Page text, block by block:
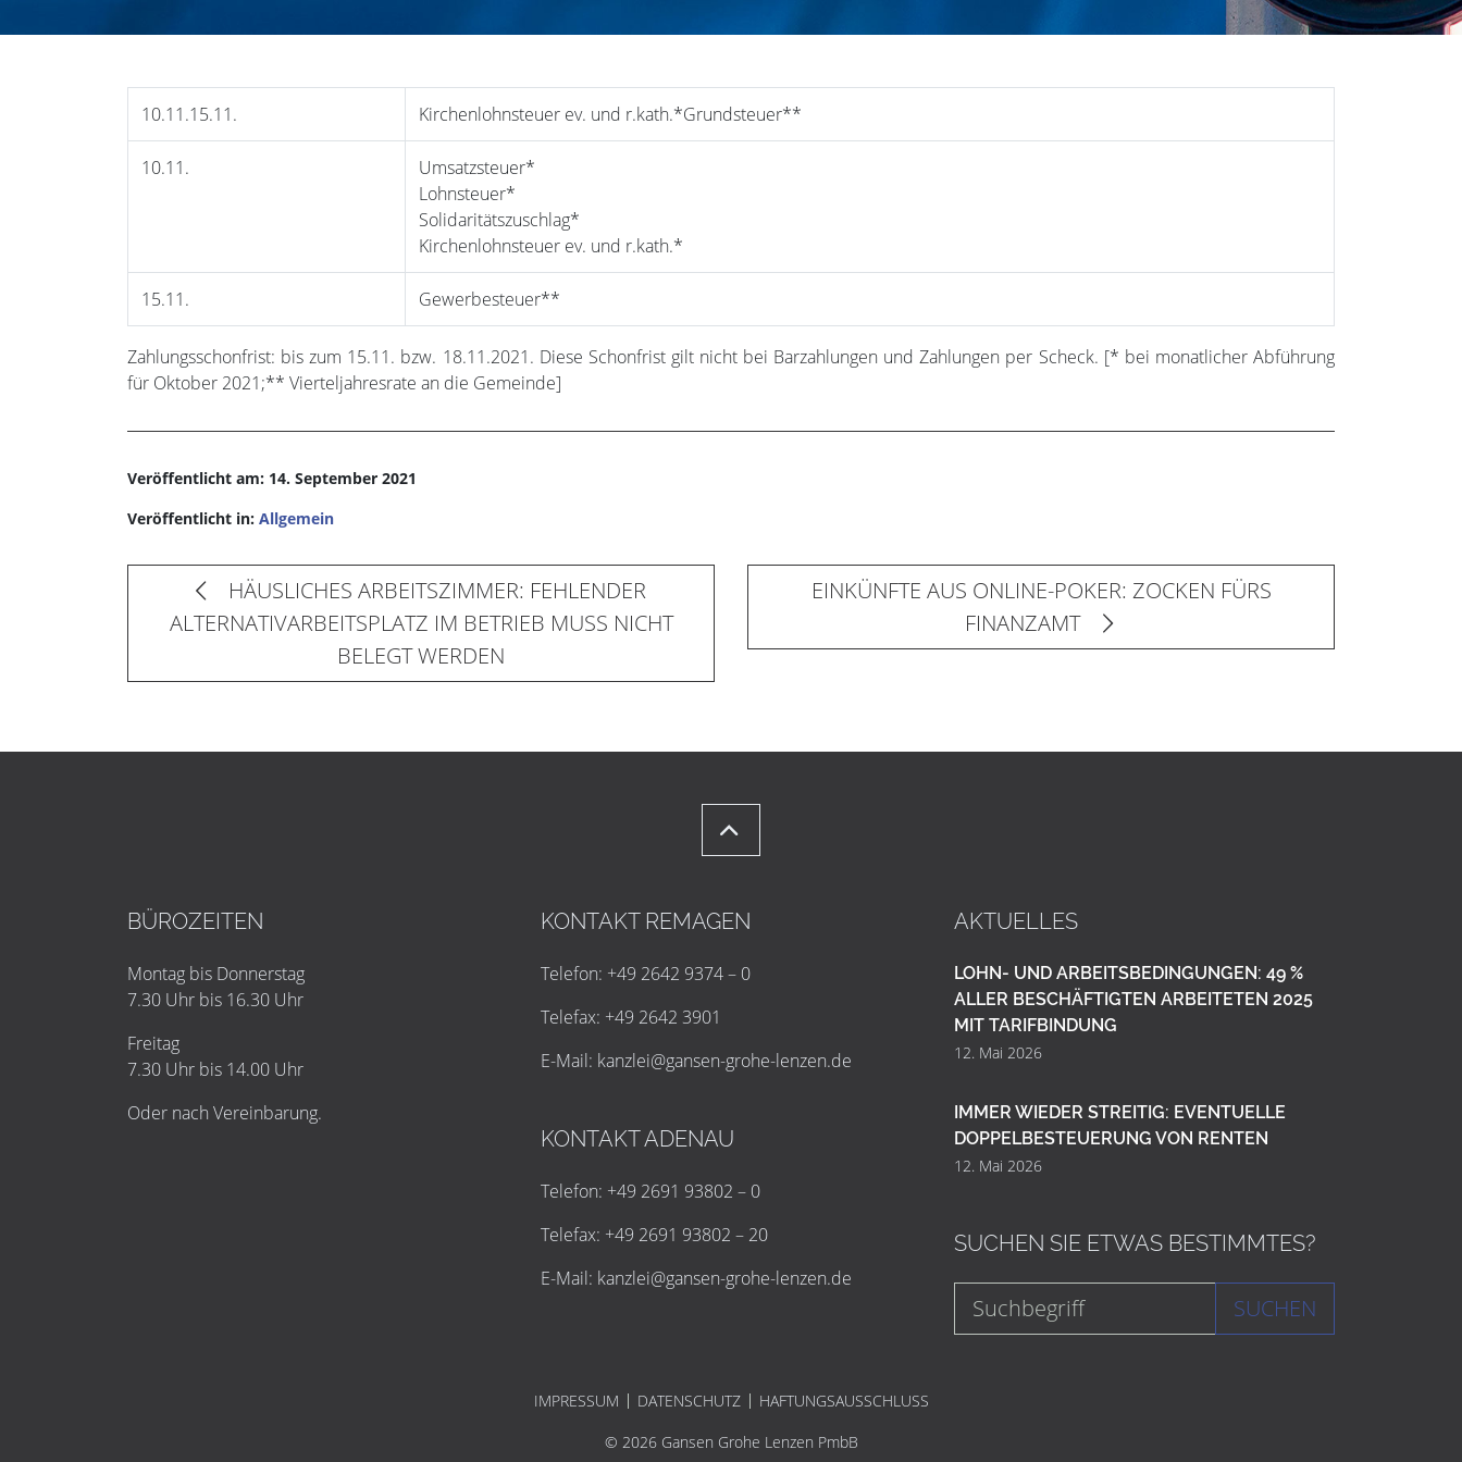
10.11.15.11. Kirchenlohnsteuer ev. und r.kath.*Grundsteuer**
10.11.
Umsatzsteuer*
Lohnsteuer*
Solidaritätszuschlag*
Kirchenlohnsteuer ev. und r.kath.*
15.11. Gewerbesteuer**
Zahlungsschonfrist: bis zum 15.11. bzw. 18.11.2021. Diese Schonfrist gilt nicht bei Barzahlungen und Zahlungen per Scheck. [* bei monatlicher Abführung
für Oktober 2021;** Vierteljahresrate an die Gemeinde]
Veröffentlicht am: 14. September 2021
Veröffentlicht in: Allgemein
HÄUSLICHES ARBEITSZIMMER: FEHLENDER
ALTERNATIVARBEITSPLATZ IM BETRIEB MUSS NICHT
BELEGT WERDEN
EINKÜNFTE AUS ONLINE-POKER: ZOCKEN FÜRS
FINANZAMT
BÜROZEITEN
Montag bis Donnerstag
7.30 Uhr bis 16.30 Uhr
Freitag
7.30 Uhr bis 14.00 Uhr
Oder nach Vereinbarung.
KONTAKT REMAGEN
Telefon: +49 2642 9374 – 0
Telefax: +49 2642 3901
E-Mail: kanzlei@gansen-grohe-lenzen.de
KONTAKT ADENAU
Telefon: +49 2691 93802 – 0
Telefax: +49 2691 93802 – 20
E-Mail: kanzlei@gansen-grohe-lenzen.de
AKTUELLES
LOHN- UND ARBEITSBEDINGUNGEN: 49 %
ALLER BESCHÄFTIGTEN ARBEITETEN 2025
MIT TARIFBINDUNG
12. Mai 2026
IMMER WIEDER STREITIG: EVENTUELLE
DOPPELBESTEUERUNG VON RENTEN
12. Mai 2026
SUCHEN SIE ETWAS BESTIMMTES?
SUCHEN
IMPRESSUM DATENSCHUTZ
HAFTUNGSAUSSCHLUSS
© 2026 Gansen Grohe Lenzen PmbB